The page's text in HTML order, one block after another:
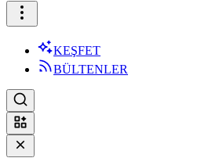
KEŞFET
BÜLTENLER